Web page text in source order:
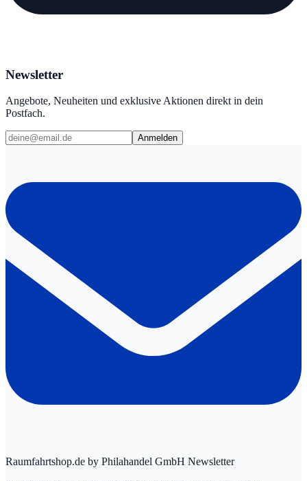
Newsletter
Angebote, Neuheiten und exklusive Aktionen direkt in dein
Postfach.
Anmelden
Raumfahrtshop.de by Philahandel GmbH Newsletter